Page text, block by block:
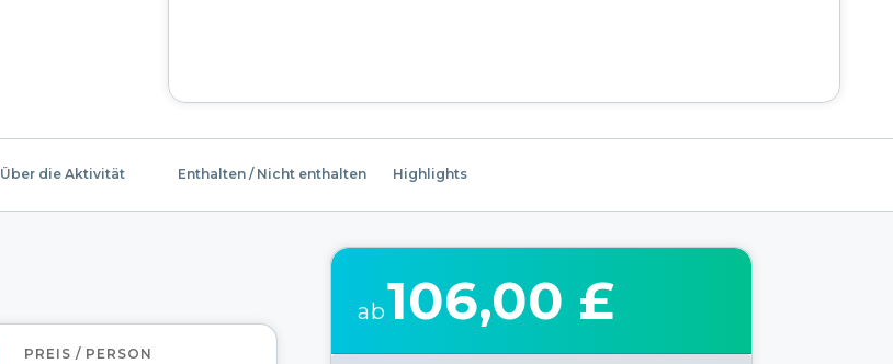
Über die Aktivität Enthalten / Nicht enthalten Highlights
PREIS / PERSON
ab106,00 £